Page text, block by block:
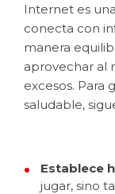
Internet es
conecta con
manera
aprovechar al
excesos. Para
saludable,
Establece
jugar, sino